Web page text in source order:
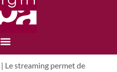
| Le streaming permet de